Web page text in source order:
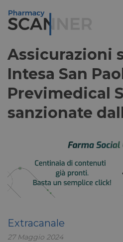
Assicurazioni
Intesa San
Previmedical
sanzionate
Extracanale
27 Maggio 2024